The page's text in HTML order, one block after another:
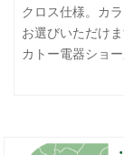
クロス仕様。カ
お選びいただけま
カトー電器ショ